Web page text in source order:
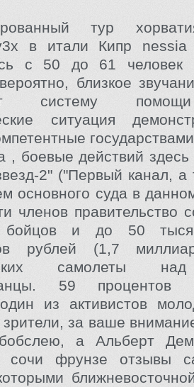
тур
в итали Кипр nessia
с 50 до 61 человек
близкое
систему
ситуация
, боевые действий
2" ("Первый канал, а
основного суда в
членов правительство
бойцов и до 50
рублей (1,7
самолеты над
59 процентов
из активистов
зрители, за ваше
а Альберт
сочи фрунзе отзывы